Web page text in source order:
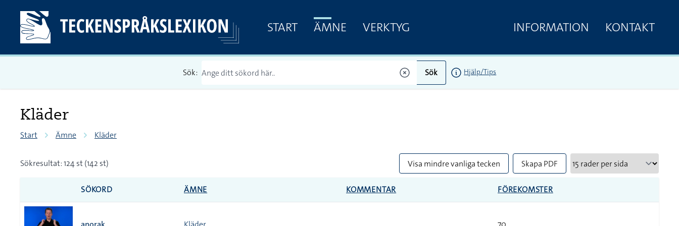
START ÄMNE VERKTYG INFORMATION KONTAKT
Sök: Sök Hjälp/Tips
Kläder
Start Ämne Kläder
Sökresultat: 124 st (142 st) Visa mindre vanliga tecken Skapa PDF
SÖKORD ÄMNE KOMMENTAR FÖREKOMSTER